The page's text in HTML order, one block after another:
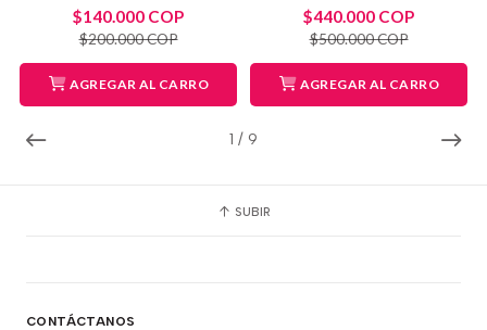
1 / 9
$140.000 COP
$200.000 COP
AGREGAR AL CARRO
$440.000 COP
$500.000 COP
AGREGAR AL CARRO
SUBIR
CONTÁCTANOS